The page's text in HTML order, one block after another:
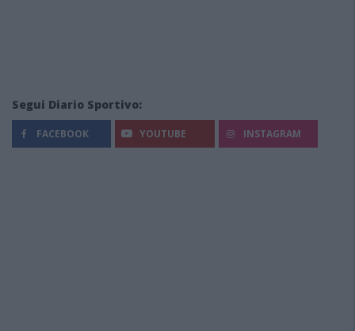
Segui Diario Sportivo:
FACEBOOK YOUTUBE INSTAGRAM